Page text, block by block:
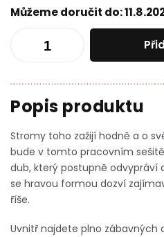
Můžeme doručit do:
Stromy toho zažijí hodně a o
bude v tomto pracovním
dub, který postupně odvypráví
se hravou formou dozví
říše.
Uvnitř najdete plno zábavných